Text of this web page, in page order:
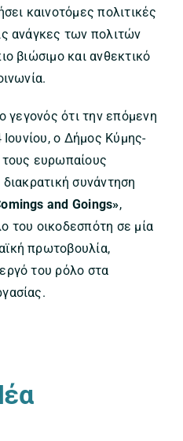
καινοτόμες πολιτικές
ανάγκες των πολιτών
βιώσιμο και ανθεκτικό
γεγονός ότι την επόμενη
ο Δήμος Κύμης-
τους ευρωπαίους
συνάντηση
and Goings»,
του οικοδεσπότη σε μία
πρωτοβουλία,
του ρόλο στα